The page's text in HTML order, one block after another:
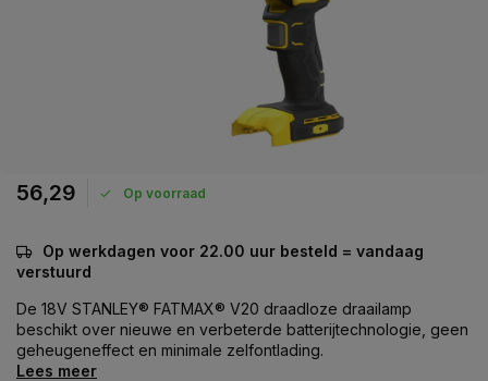
56,29 Op voorraad
Op werkdagen voor 22.00 uur besteld = vandaag
verstuurd
De 18V STANLEY® FATMAX® V20 draadloze draailamp
beschikt over nieuwe en verbeterde batterijtechnologie, geen
geheugeneffect en minimale zelfontlading.
Lees meer